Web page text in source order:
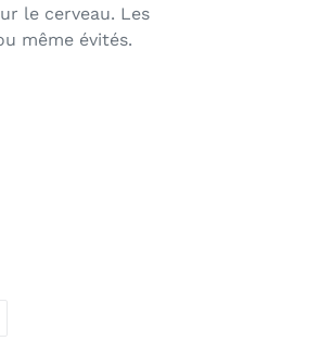
le cerveau. Les
même évités.